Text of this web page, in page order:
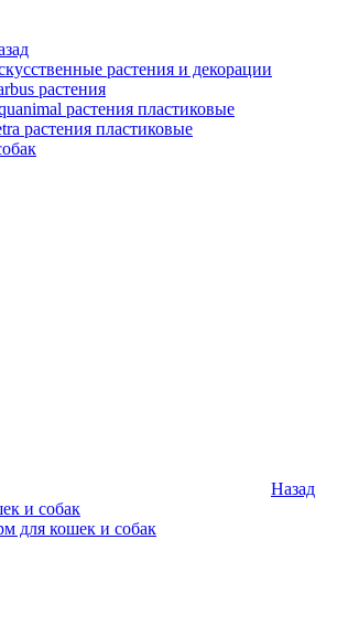
растения и декорации
растения
растения пластиковые
растения пластиковые
Назад
и собак
для кошек и собак